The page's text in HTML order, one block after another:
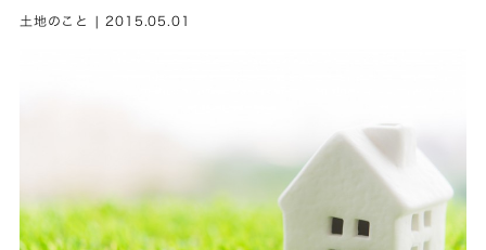
土地のこと | 2015.05.01